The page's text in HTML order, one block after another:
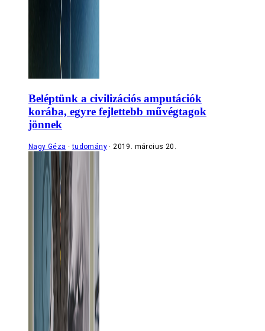
Beléptünk a civilizációs amputációk
korába, egyre fejlettebb művégtagok
jönnek
Nagy Géza tudomány 2019. március 20.